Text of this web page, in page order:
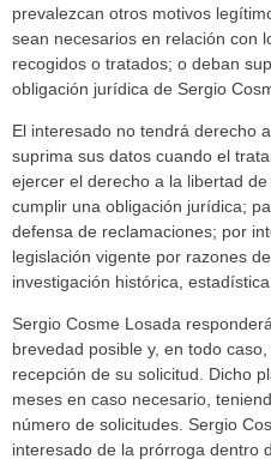
prevalezcan otros motivos
sean necesarios en relación con
recogidos o tratados; o deban
obligación jurídica de Sergio
El interesado no tendrá derecho
suprima sus datos cuando el
ejercer el derecho a la libertad
cumplir una obligación jurídica;
defensa de reclamaciones; por
legislación vigente por razones
investigación histórica,
Sergio Cosme Losada
brevedad posible y, en todo
recepción de su solicitud. Dicho
meses en caso necesario,
número de solicitudes. Sergio
interesado de la prórroga dentro